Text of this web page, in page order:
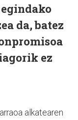
da, batez
ez
alkatearen